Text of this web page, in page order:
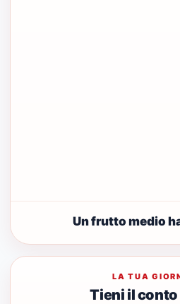
Un frutto medio
LA TUA
Tieni il